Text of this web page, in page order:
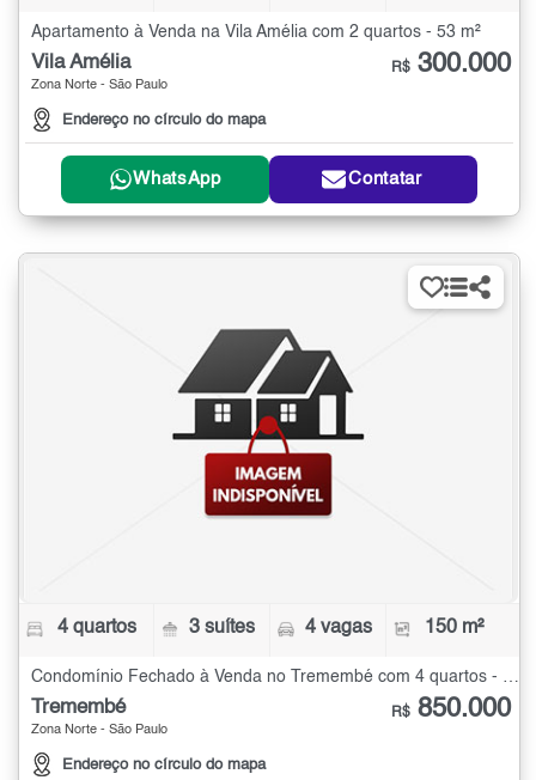
Apartamento à Venda na Vila Amélia com 2 quartos - 53 m²
Vila Amélia
Zona Norte - São Paulo
Endereço no círculo do mapa
R$ 300.000
WhatsApp Contatar
4 quartos 3 suítes 4 vagas 150 m²
Tremembé
Zona Norte - São Paulo
Endereço no círculo do mapa
R$ 850.000